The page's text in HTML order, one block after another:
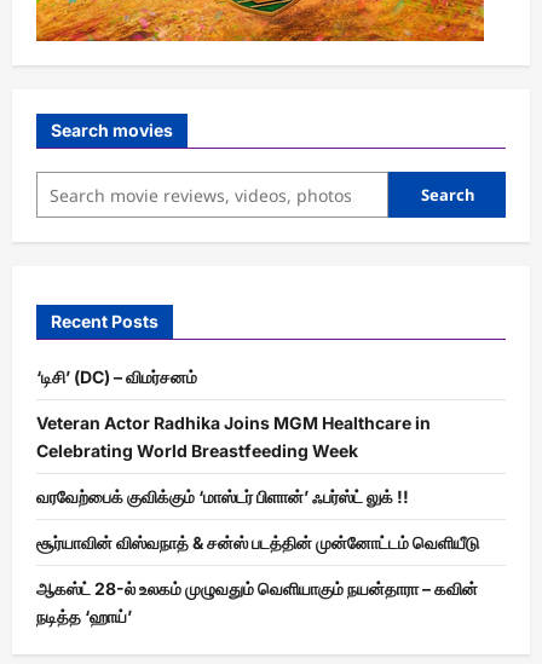
Search movies
Search
Recent Posts
‘டிசி’ (DC) – விமர்சனம்
Veteran Actor Radhika Joins MGM Healthcare in
Celebrating World Breastfeeding Week
வரவேற்பைக் குவிக்கும் ‘மாஸ்டர் பிளான்’ ஃபர்ஸ்ட் லுக் !!
சூர்யாவின் விஸ்வநாத் & சன்ஸ் படத்தின் முன்னோட்டம் வெளியீடு
ஆகஸ்ட் 28-ல் உலகம் முழுவதும் வெளியாகும் நயன்தாரா – கவின்
நடித்த ‘ஹாய்’